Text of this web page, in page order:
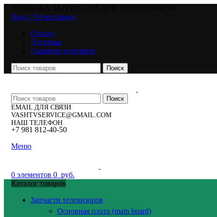
Вход / Регистрация
Оплата
Доставка
Гарантии и возврат
Поиск
Поиск
EMAIL ДЛЯ СВЯЗИ
VASHTVSERVICE@GMAIL.COM
НАШ ТЕЛЕФОН
+7 981 812-40-50
Меню
0 элементов 0 руб.
Каталог товаров
Запчасти телевизоров
Основная плата (main board)